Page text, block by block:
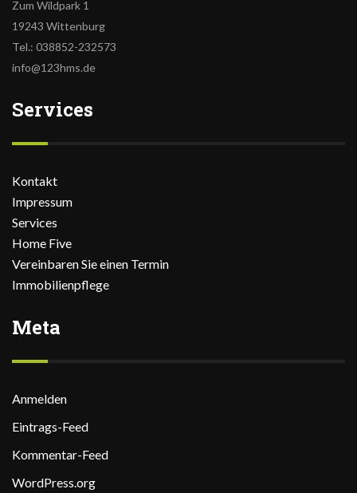
Zum Wildpark 1
19243 Wittenburg
Tel.: 038852-232573
info@123hms.de
Services
Kontakt
Impressum
Services
Home Five
Vereinbaren Sie einen Termin
Immobilienpflege
Meta
Anmelden
Eintrags-Feed
Kommentar-Feed
WordPress.org